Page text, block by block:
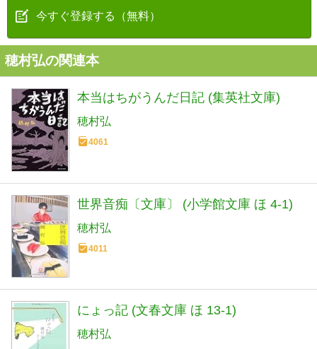
今すぐ登録する（無料）
穂村弘の関連本
本当はちがうんだ日記 (集英社文庫)
穂村弘
4061
世界音痴〔文庫〕 (小学館文庫 ほ 4-1)
穂村弘
4011
にょっ記 (文春文庫 ほ 13-1)
穂村弘